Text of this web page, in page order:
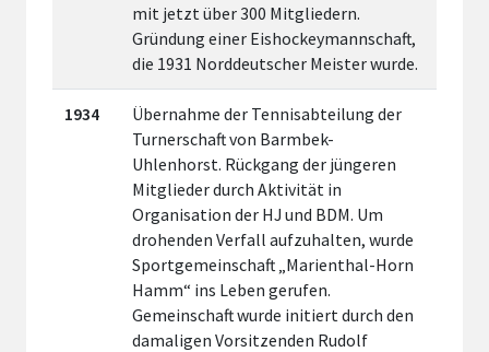
mit jetzt über 300 Mitgliedern.
Gründung einer Eishockeymannschaft,
die 1931 Norddeutscher Meister wurde.
1934
Übernahme der Tennisabteilung der
Turnerschaft von Barmbek-
Uhlenhorst. Rückgang der jüngeren
Mitglieder durch Aktivität in
Organisation der HJ und BDM. Um
drohenden Verfall aufzuhalten, wurde
Sportgemeinschaft „Marienthal-Horn
Hamm“ ins Leben gerufen.
Gemeinschaft wurde initiert durch den
damaligen Vorsitzenden Rudolf